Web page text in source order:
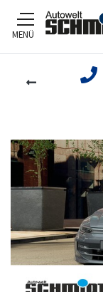
Zum Hauptinhalt
MENÜ